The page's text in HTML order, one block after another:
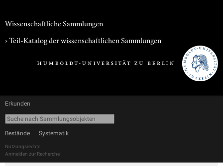
Wissenschaftliche Sammlungen
› Teil-Katalog der wissenschaftlichen Sammlungen
Erkunden
Bestände Systematik
Nutzungsrechte
Anmelden zur Recherche